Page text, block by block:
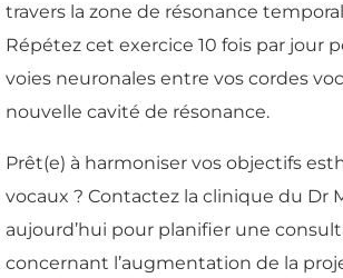
travers la zone de résonance
Répétez cet exercice 10 fois par jour
voies neuronales entre vos cordes
nouvelle cavité de résonance.
Prêt(e) à harmoniser vos objectifs
vocaux ? Contactez la clinique du Dr
aujourd’hui pour planifier une
concernant l’augmentation de la